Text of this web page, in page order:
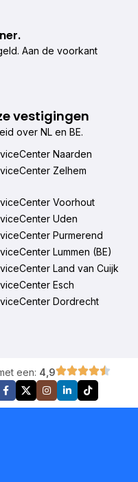
Aan de voorkant
vestigingen
over NL en BE.
Naarden
Zelhem
Voorhout
Uden
Purmerend
Lummen (BE)
Land van Cuijk
Esch
Dordrecht
een: 4,9